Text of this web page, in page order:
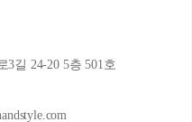
3길 24-20 5층 501호